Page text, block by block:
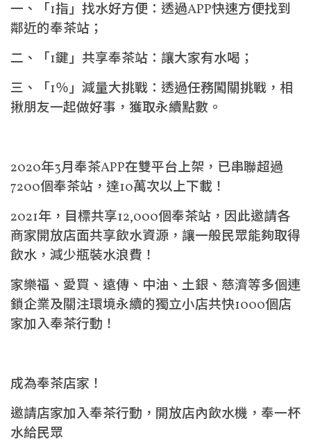
一、「1指」找水好方便：透過APP快速方便找到
鄰近的奉茶站；
二、「1鍵」共享奉茶站：讓大家有水喝；
三、「1％」減量大挑戰：透過任務闖關挑戰，相
揪朋友一起做好事，獲取永續點數。
2020年3月奉茶APP在雙平台上架，已串聯超過
7200個奉茶站，達10萬次以上下載！
2021年，目標共享12,000個奉茶站，因此邀請各
商家開放店面共享飲水資源，讓一般民眾能夠取得
飲水，減少瓶裝水浪費！
家樂福、愛買、遠傳、中油、土銀、慈濟等多個連
鎖企業及關注環境永續的獨立小店共快1000個店
家加入奉茶行動！
成為奉茶店家！
邀請店家加入奉茶行動，開放店內飲水機，奉一杯
水給民眾